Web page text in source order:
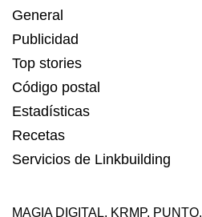
General
Publicidad
Top stories
Código postal
Estadísticas
Recetas
Servicios de Linkbuilding
MAGIA DIGITAL, KRMP, PUNTO,